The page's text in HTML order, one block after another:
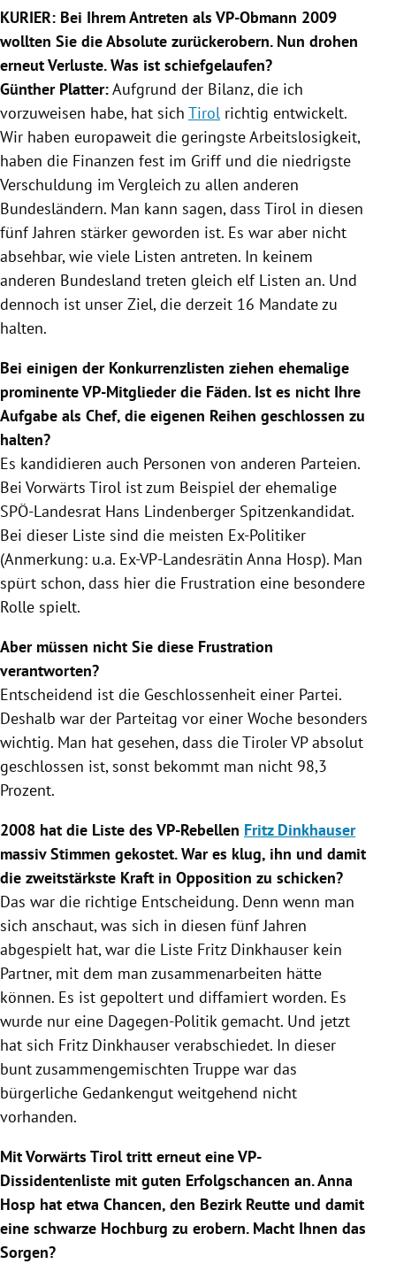
Untermenü
KURIER: Bei Ihrem Antreten als VP-Obmann 2009
wollten Sie die Absolute zurückerobern. Nun drohen
erneut Verluste. Was ist schiefgelaufen?
Günther Platter:Aufgrund der Bilanz, die ich
vorzuweisen habe, hat sich Tirol richtig entwickelt.
Wir haben europaweit die geringste Arbeitslosigkeit,
haben die Finanzen fest im Griff und die niedrigste
Verschuldung im Vergleich zu allen anderen
Bundesländern. Man kann sagen, dass Tirol in diesen
fünf Jahren stärker geworden ist. Es war aber nicht
absehbar, wie viele Listen antreten. In keinem
anderen Bundesland treten gleich elf Listen an. Und
dennoch ist unser Ziel, die derzeit 16 Mandate zu
halten.
Bei einigen der Konkurrenzlisten ziehen ehemalige
prominente VP-Mitglieder die Fäden. Ist es nicht Ihre
Aufgabe als Chef, die eigenen Reihen geschlossen zu
halten?
Es kandidieren auch Personen von anderen Parteien.
Bei Vorwärts Tirol ist zum Beispiel der ehemalige
SPÖ-Landesrat Hans Lindenberger Spitzenkandidat.
Bei dieser Liste sind die meisten Ex-Politiker
(Anmerkung: u.a. Ex-VP-Landesrätin Anna Hosp). Man
spürt schon, dass hier die Frustration eine besondere
Rolle spielt.
Aber müssen nicht Sie diese Frustration
verantworten?
Entscheidend ist die Geschlossenheit einer Partei.
Deshalb war der Parteitag vor einer Woche besonders
wichtig. Man hat gesehen, dass die Tiroler VP absolut
geschlossen ist, sonst bekommt man nicht 98,3
Prozent.
2008 hat die Liste des VP-Rebellen Fritz Dinkhauser
massiv Stimmen gekostet. War es klug, ihn und damit
die zweitstärkste Kraft in Opposition zu schicken?
Das war die richtige Entscheidung. Denn wenn man
sich anschaut, was sich in diesen fünf Jahren
abgespielt hat, war die Liste Fritz Dinkhauser kein
Partner, mit dem man zusammenarbeiten hätte
können. Es ist gepoltert und diffamiert worden. Es
wurde nur eine Dagegen-Politik gemacht. Und jetzt
hat sich Fritz Dinkhauser verabschiedet. In dieser
bunt zusammengemischten Truppe war das
bürgerliche Gedankengut weitgehend nicht
vorhanden.
Mit Vorwärts Tiroltritt erneut eine VP-
Dissidentenliste mit guten Erfolgschancen an.Anna
Hosp hat etwa Chancen, den Bezirk Reutte und damit
eine schwarze Hochburg zu erobern. Macht Ihnen das
Sorgen?